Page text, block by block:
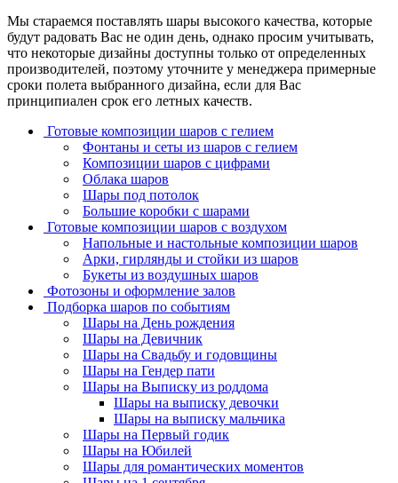
Мы стараемся поставлять шары высокого качества, которые
будут радовать Вас не один день, однако просим учитывать,
что некоторые дизайны доступны только от определенных
производителей, поэтому уточните у менеджера примерные
сроки полета выбранного дизайна, если для Вас
принципиален срок его летных качеств.
Готовые композиции шаров с гелием
Фонтаны и сеты из шаров с гелием
Композиции шаров с цифрами
Облака шаров
Шары под потолок
Большие коробки с шарами
Готовые композиции шаров с воздухом
Напольные и настольные композиции шаров
Арки, гирлянды и стойки из шаров
Букеты из воздушных шаров
Фотозоны и оформление залов
Подборка шаров по событиям
Шары на День рождения
Шары на Девичник
Шары на Свадьбу и годовщины
Шары на Гендер пати
Шары на Выписку из роддома
Шары на выписку девочки
Шары на выписку мальчика
Шары на Первый годик
Шары на Юбилей
Шары для романтических моментов